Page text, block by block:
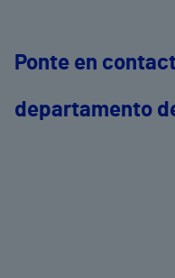
Ponte en
departamento